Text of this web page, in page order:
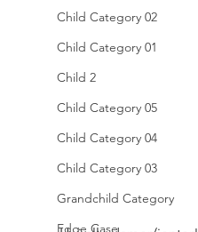
Child Category 02
Child Category 01
Child 2
Child Category 05
Child Category 04
Child Category 03
Grandchild Category
Edge Case